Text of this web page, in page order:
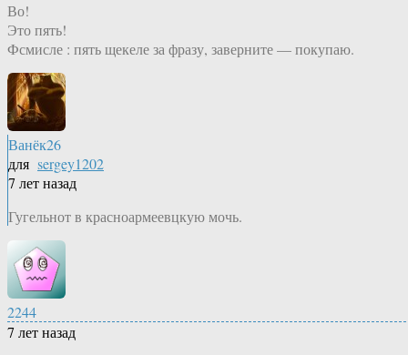
Во!
Это пять!
Фсмисле : пять щекеле за фразу, заверните — покупаю.
Ванёк26
для sergey1202
7 лет назад
Гугельнот в красноармеевцкую мочь.
2244
7 лет назад